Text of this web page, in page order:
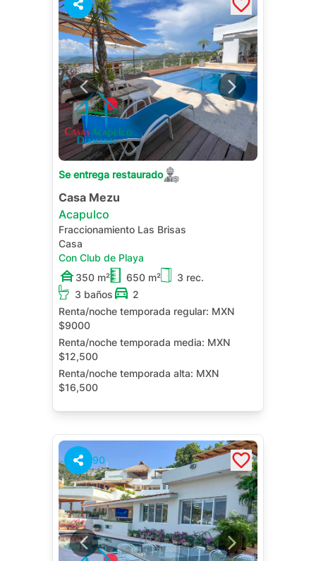
Se entrega restaurado
Casa Mezu
Acapulco
Fraccionamiento Las Brisas
Casa
Con Club de Playa
350 m²
650 m²
3 rec.
3 baños
2
Renta/noche temporada regular: MXN
$9000
Renta/noche temporada media: MXN
$12,500
Renta/noche temporada alta: MXN
$16,500
Alberca Privada
Terraza
90